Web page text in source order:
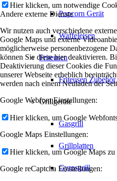
Popcorn Gerät
Waffeleisen
Friteusen
Friteusen Zubehör
Grillgeräte
Gasgrill
Grillplatten
Gyrosgrill
Hier klicken, um notwendige
Andere externe Dienste
Wir nutzen auch verschiedene
Google Maps und externe
möglicherweise personenbezogene
können Sie diese hier deaktivieren.
Deaktivierung dieser Cookies die
unserer Webseite erheblich
werden nach einem Neuladen der
Google Webfont Einstellungen:
Hier klicken, um Google
Google Maps Einstellungen:
Hier klicken, um Google Maps zu
Google reCaptcha Einstellungen: